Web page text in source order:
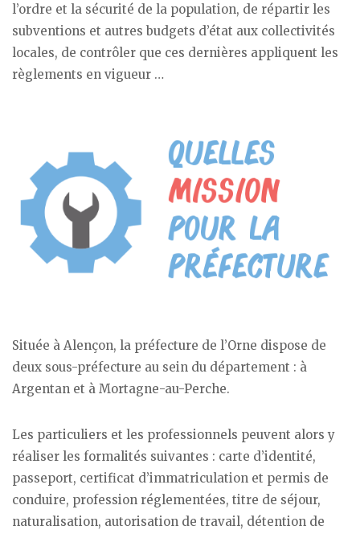
l’ordre et la sécurité de la population, de répartir les
subventions et autres budgets d’état aux collectivités
locales, de contrôler que ces dernières appliquent les
règlements en vigueur …
Située à Alençon, la préfecture de l’Orne dispose de
deux sous-préfecture au sein du département : à
Argentan et à Mortagne-au-Perche.
Les particuliers et les professionnels peuvent alors y
réaliser les formalités suivantes : carte d’identité,
passeport, certificat d’immatriculation et permis de
conduire, profession réglementées, titre de séjour,
naturalisation, autorisation de travail, détention de